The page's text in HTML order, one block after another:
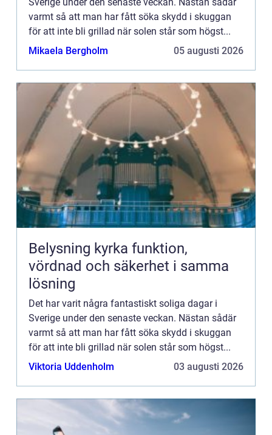
varmt så att man har fått söka skydd i skuggan
för att inte bli grillad när solen står som högst...
Mikaela Bergholm
05 augusti 2026
Belysning kyrka funktion,
vördnad och säkerhet i samma
lösning
Det har varit några fantastiskt soliga dagar i
Sverige under den senaste veckan. Nästan sådär
varmt så att man har fått söka skydd i skuggan
för att inte bli grillad när solen står som högst...
Viktoria Uddenholm
03 augusti 2026